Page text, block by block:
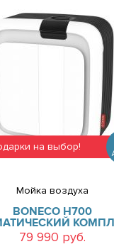
на выбор!
Мойка воздуха
BONECO H700
79 990 руб.